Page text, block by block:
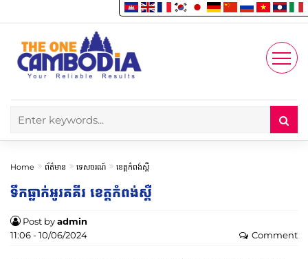
Account
Enjoy
Home ព័ត៌មាន ទេសចរណ៍ ខេត្តកំពង់ស្ពឺ
ទឹកធ្លាក់អូរគគីរ ខេត្តកំពង់ស្ពឺ
Post byadmin
11:06 - 10/06/2024
Comment